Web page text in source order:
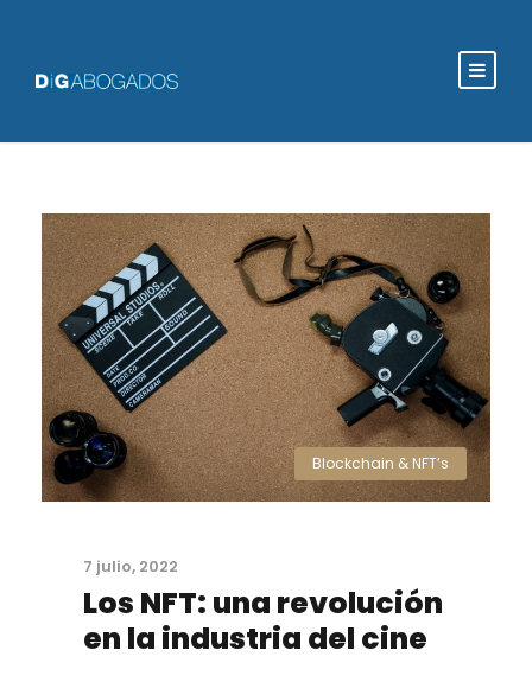
Blockchain & NFT’s
7 julio, 2022
Los NFT: una revolución
en la industria del cine